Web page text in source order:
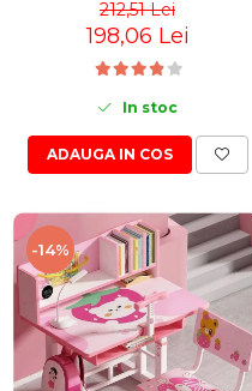
212,51 Lei
198,06 Lei
In stoc
ADAUGA IN COS
-14%